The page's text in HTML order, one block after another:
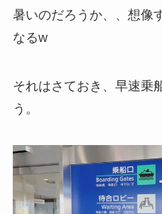
暑いのだろうか、、想像
なるw
それはさておき、早速乗
う。